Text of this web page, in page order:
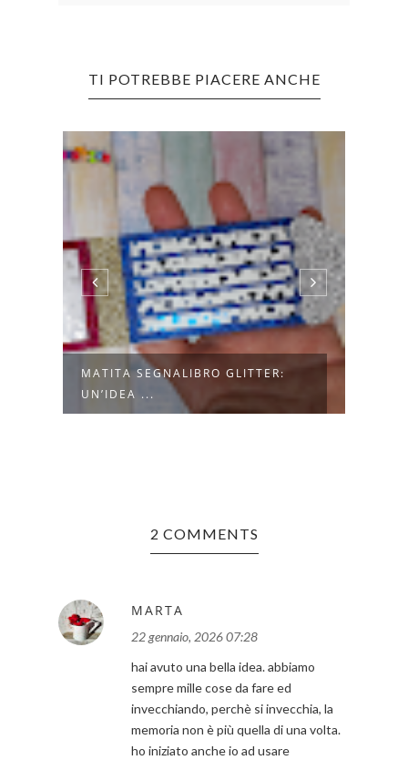
TI POTREBBE PIACERE ANCHE
MATITA SEGNALIBRO GLITTER:
UN’IDEA ...
2 COMMENTS
MARTA
22 gennaio, 2026 07:28
hai avuto una bella idea. abbiamo
sempre mille cose da fare ed
invecchiando, perchè si invecchia, la
memoria non è più quella di una volta.
ho iniziato anche io ad usare